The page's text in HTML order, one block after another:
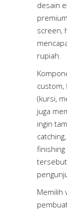
desain
screen,
rupiah.
custom,
(kursi,
juga
ingin
finishing
tersebut
Memilih